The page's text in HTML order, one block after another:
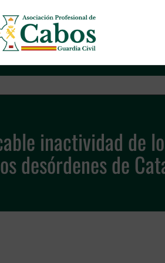
Asociación Profesional de
inactividad de
desórdenes de